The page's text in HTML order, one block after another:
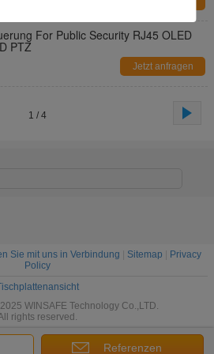
For Public Security RJ45 OLED
PTZ
Jetzt anfragen
1 / 4
Referenzen
Sie mit uns in Verbindung Sitemap
Privacy
Policy
WINSAFE Technology Co.,LTD.
rights reserved.